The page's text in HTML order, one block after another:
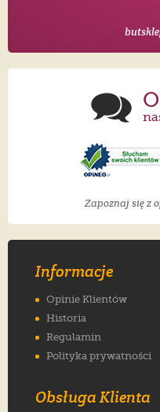
Zapoznaj się z
Informacje
Opinie Klientów
Historia
Regulamin
Polityka prywatności
Obsługa Klienta